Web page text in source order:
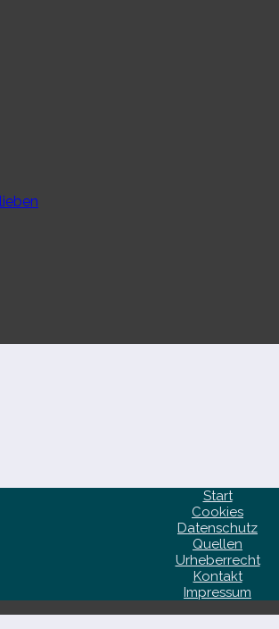
Start
Cookies
Datenschutz
Quellen
Urheberrecht
Kontakt
Impressum